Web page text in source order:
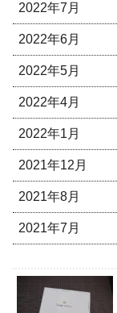
2022年7月
2022年6月
2022年5月
2022年4月
2022年1月
2021年12月
2021年8月
2021年7月